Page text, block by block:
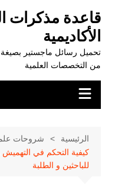
المحتوى
قاعدة مذكرات
الأكاديمية
من التخصصات العلمية
الرئيسية
شروحات
كيفية التحكم في
للباحثين و الطلبة